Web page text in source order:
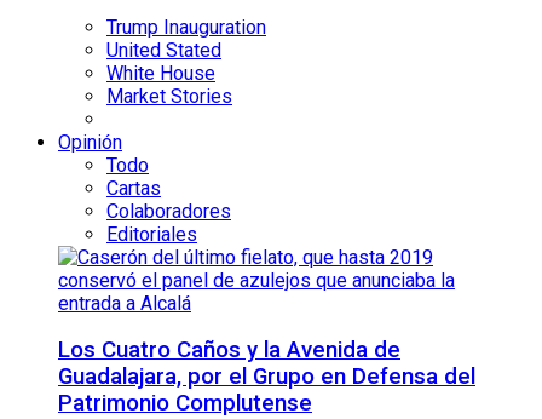
Trump Inauguration
United Stated
White House
Market Stories
Opinión
Todo
Cartas
Colaboradores
Editoriales
Los Cuatro Caños y la Avenida de
Guadalajara, por el Grupo en Defensa del
Patrimonio Complutense